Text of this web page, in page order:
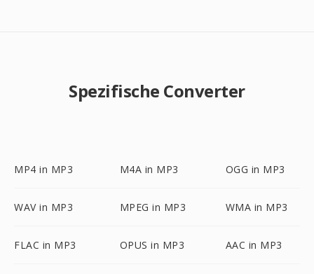
Spezifische Converter
MP4 in MP3 M4A in MP3 OGG in MP3
WAV in MP3 MPEG in MP3 WMA in MP3
FLAC in MP3 OPUS in MP3 AAC in MP3